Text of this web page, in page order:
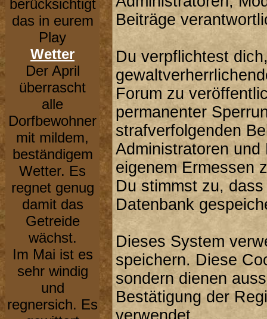
berücksichtigt
das in eurem
Play
Wetter
Der April
überrascht
alle
Dorfbewohner
mit mildem,
beständigem
Wetter. Es
regnet genug
damit das
Getreide
wächst.
Im Mai ist es
sehr windig
und
regnersich. Es
Beiträge
Du verpflichtest
Forum zu
permanenter
strafverfolgenden
Administratoren
eigenem Ermessen
Du stimmst zu,
Datenbank
Dieses System
speichern. Diese
sondern dienen
Bestätigung der
verwendet.